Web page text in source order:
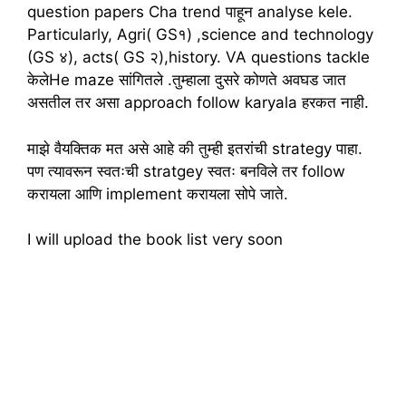
question papers Cha trend पाहून analyse kele.
Particularly, Agri( GS१) ,science and technology
(GS ४), acts( GS २),history. VA questions tackle
केलेHe maze सांगितले .तुम्हाला दुसरे कोणते अवघड जात
असतील तर असा approach follow karyala हरकत नाही.
माझे वैयक्तिक मत असे आहे की तुम्ही इतरांची strategy पाहा.
पण त्यावरून स्वतःची stratgey स्वतः बनविले तर follow
करायला आणि implement करायला सोपे जाते.
I will upload the book list very soon